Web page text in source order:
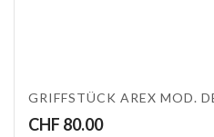
GRIFFSTÜCK AREX MOD.
CHF 80.00